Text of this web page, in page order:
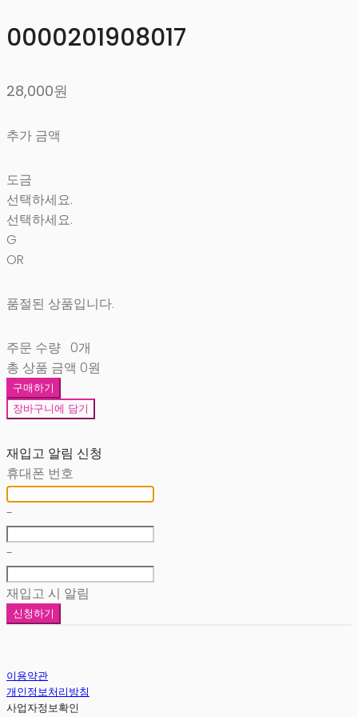
0000201908017
28,000원
추가 금액
도금
선택하세요.
선택하세요.
G
OR
품절된 상품입니다.
주문 수량 0개
총 상품 금액 0원
구매하기
장바구니에 담기
재입고 알림 신청
휴대폰 번호
-
-
재입고 시 알림
신청하기
이용약관
개인정보처리방침
사업자정보확인